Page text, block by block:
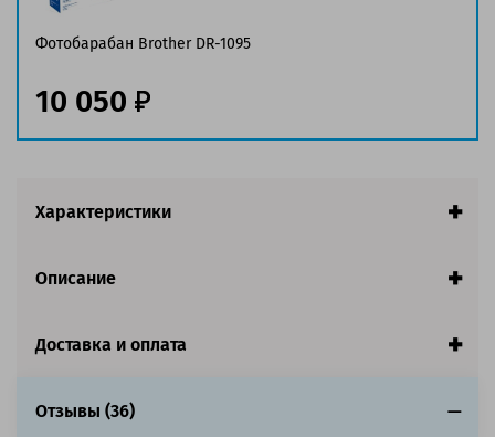
Аналог:
Цвет:Черный
заполнении страницы
Страна:Китай
Гарантия:1 год
Фотобарабан Brother DR-1095
10 050
Характеристики
Описание
Доставка и оплата
Отзывы (36)